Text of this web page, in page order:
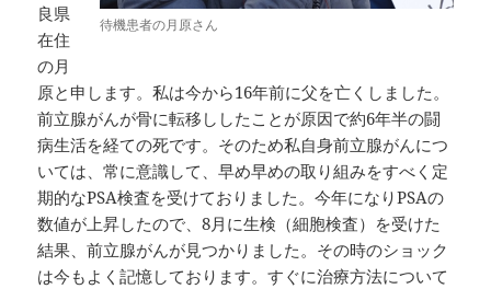
待機患者の月原さん
良県
在住
の月
原と申します。私は今から16年前に父を亡くしました。
前立腺がんが骨に転移ししたことが原因で約6年半の闘
病生活を経ての死です。そのため私自身前立腺がんにつ
いては、常に意識して、早め早めの取り組みをすべく定
期的なPSA検査を受けておりました。今年になりPSAの
数値が上昇したので、8月に生検（細胞検査）を受けた
結果、前立腺がんが見つかりました。その時のショック
は今もよく記憶しております。すぐに治療方法について